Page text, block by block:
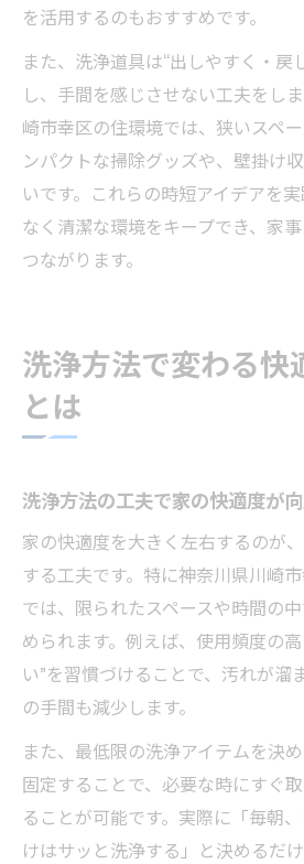
を活用するのもおすすめです。
また、洗浄道具は“出しやすく・戻
し、手間を感じさせない工夫をし
崎市幸区の住環境では、狭いスペ
ンパクトな掃除グッズや、壁掛け
いです。これらの時短アイデアを
なく清潔な環境をキープでき、家
つながります。
洗浄方法で変わる快
とは
洗浄方法の工夫で家の快適度が
家の快適度を大きく左右するのが
する工夫です。特に神奈川県川崎
では、限られたスペースや時間の
められます。例えば、使用頻度の
い”を習慣づけることで、汚れが溜
の手間も減少します。
また、最低限の洗浄アイテムを決
固定することで、必要な時にすぐ
ることが可能です。実際に「毎朝
けはサッと洗浄する」と決めるだ